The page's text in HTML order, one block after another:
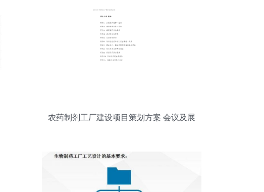
农药制剂工厂建设项目策划方案 会议及展